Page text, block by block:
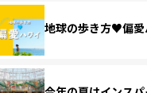
地球の歩き方♥偏愛